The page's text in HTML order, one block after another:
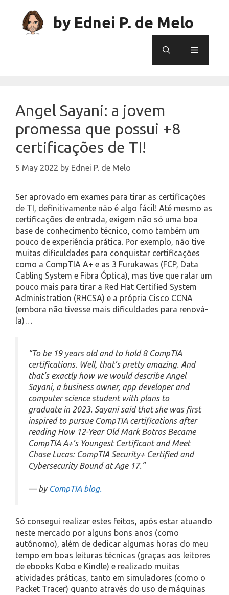
content
by Ednei P. de Melo
Menu
Angel Sayani: a jovem
promessa que possui +8
certificações de TI!
5 May 2022 by Ednei P. de Melo
Ser aprovado em exames para tirar as certificações
de TI, definitivamente não é algo fácil! Até mesmo as
certificações de entrada, exigem não só uma boa
base de conhecimento técnico, como também um
pouco de experiência prática. Por exemplo, não tive
muitas dificuldades para conquistar certificações
como a CompTIA A+ e as 3 Furukawas (FCP, Data
Cabling System e Fibra Óptica), mas tive que ralar um
pouco mais para tirar a Red Hat Certified System
Administration (RHCSA) e a própria Cisco CCNA
(embora não tivesse mais dificuldades para renová-
la)…
“To be 19 years old and to hold 8 CompTIA
certifications. Well, that’s pretty amazing. And
that’s exactly how we would describe Angel
Sayani, a business owner, app developer and
computer science student with plans to
graduate in 2023. Sayani said that she was first
inspired to pursue CompTIA certifications after
reading How 12-Year Old Mark Botros Became
CompTIA A+’s Youngest Certificant and Meet
Chase Lucas: CompTIA Security+ Certified and
Cybersecurity Bound at Age 17.”
— by CompTIA blog.
Só consegui realizar estes feitos, após estar atuando
neste mercado por alguns bons anos (como
autônomo), além de dedicar algumas horas do meu
tempo em boas leituras técnicas (graças aos leitores
de ebooks Kobo e Kindle) e realizado muitas
atividades práticas, tanto em simuladores (como o
Packet Tracer) quanto através do uso de máquinas